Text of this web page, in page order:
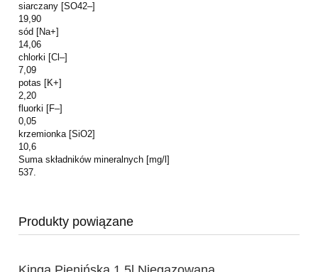
siarczany [SO42–]
19,90
sód [Na+]
14,06
chlorki [Cl–]
7,09
potas [K+]
2,20
fluorki [F–]
0,05
krzemionka [SiO2]
10,6
Suma składników mineralnych [mg/l]
537.
Produkty powiązane